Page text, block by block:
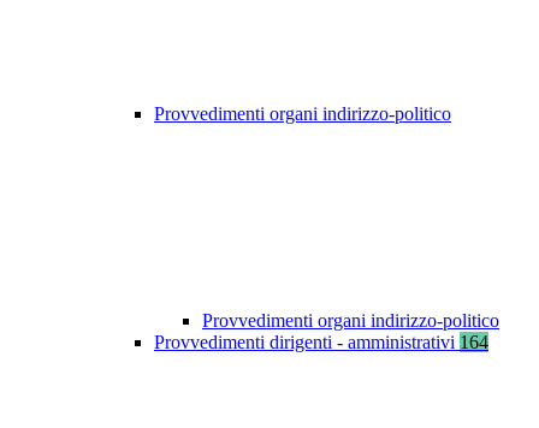
Provvedimenti organi indirizzo-politico
Provvedimenti organi indirizzo-politico
Provvedimenti dirigenti - amministrativi 164